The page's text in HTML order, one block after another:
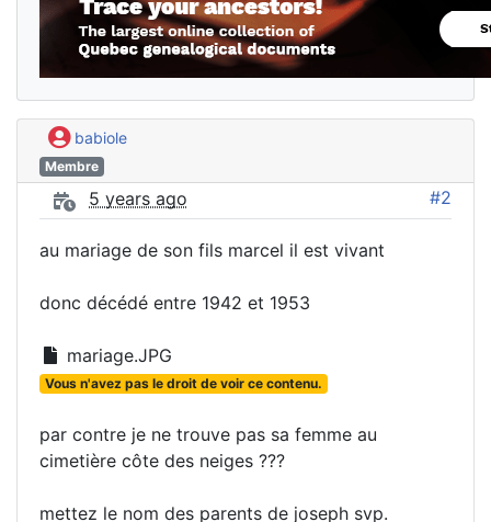
babiole
Membre
5 years ago #2
au mariage de son fils marcel il est vivant
donc décédé entre 1942 et 1953
mariage.JPG
Vous n'avez pas le droit de voir ce contenu.
par contre je ne trouve pas sa femme au
cimetière côte des neiges ???
mettez le nom des parents de joseph svp.